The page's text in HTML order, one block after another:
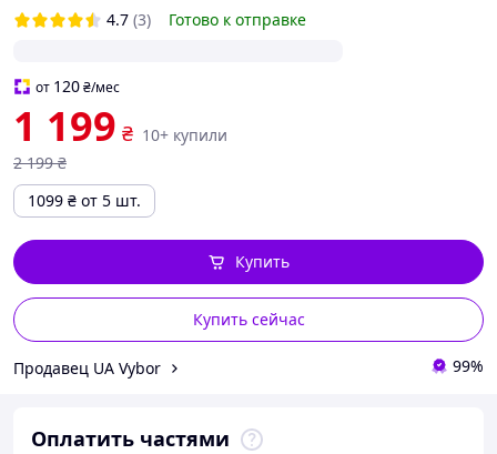
4.7 (3) Готово к отправке
от 120₴/мес
1 199 ₴ 10+ купили
2 199 ₴
1099 ₴ от 5 шт.
Купить сейчас
Купить
Продавец UA Vybor 99%
Оплатить частями